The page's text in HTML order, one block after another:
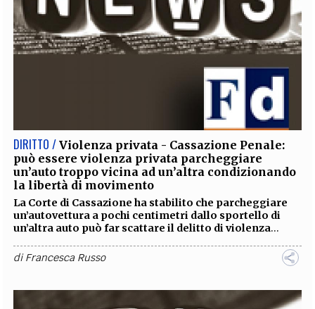
DIRITTO / Violenza privata - Cassazione Penale:
può essere violenza privata parcheggiare
un’auto troppo vicina ad un’altra condizionando
la libertà di movimento
La Corte di Cassazione ha stabilito che parcheggiare
un’autovettura a pochi centimetri dallo sportello di
un’altra auto può far scattare il delitto di violenza...
diFrancesca Russo